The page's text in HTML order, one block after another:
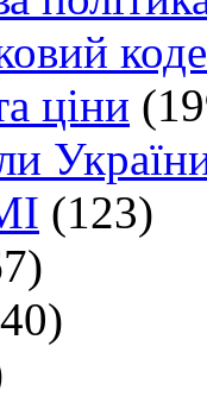
ціни
(123)